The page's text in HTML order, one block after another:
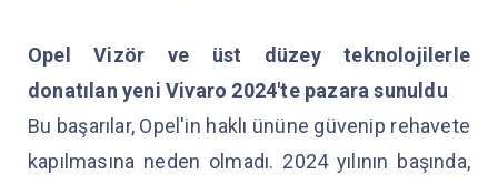
Opel Vizör ve üst düzey teknolojilerle
donatılan yeni Vivaro 2024'te pazara sunuldu
Bu başarılar, Opel'in haklı ününe güvenip rehavete
kapılmasına neden olmadı. 2024 yılının başında,